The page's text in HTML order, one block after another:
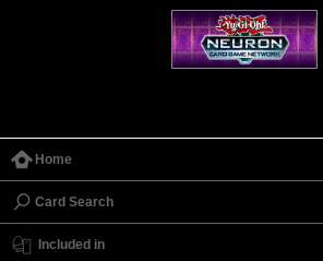
Home
Card Search
Included in